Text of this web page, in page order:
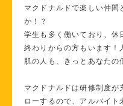
マクドナルドで楽しい仲間
か！？
学生も多く働いており、休
終わりからの方もいます！
肌の人も、きっとあなたの
マクドナルドは研修制度が
ローするので、アルバイ